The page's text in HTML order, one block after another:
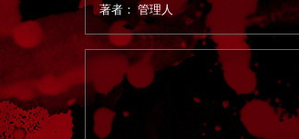
著者： 管理人